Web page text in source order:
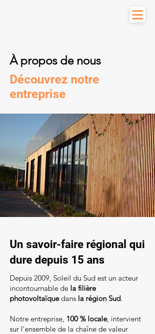
À propos de nous
Découvrez notre
entreprise
Un savoir-faire régional qui
dure depuis 15 ans
Depuis 2009, Soleil du Sud est un acteur
incontournable de la filière
photovoltaïquedans la région Sud.
Notre entreprise, 100 % locale, intervient
sur l’ensemble de la chaîne de valeur